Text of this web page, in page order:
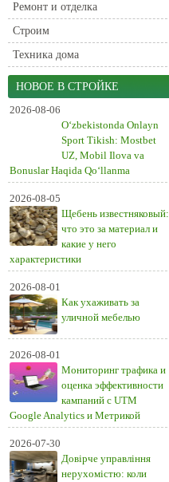
Ремонт и отделка
Строим
Техника дома
НОВОЕ В СТРОЙКЕ
2026-08-06
O‘zbekistonda Onlayn
Sport Tikish: Mostbet
UZ, Mobil Ilova va
Bonuslar Haqida Qo‘llanma
2026-08-05
Щебень известняковый:
что это за материал и
какие у него
характеристики
2026-08-01
Как ухаживать за
уличной мебелью
2026-08-01
Мониторинг трафика и
оценка эффективности
кампаний с UTM
Google Analytics и Метрикой
2026-07-30
Довірче управління
нерухомістю: коли